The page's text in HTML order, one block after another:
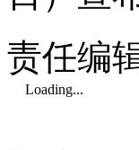
责任编
Loading...